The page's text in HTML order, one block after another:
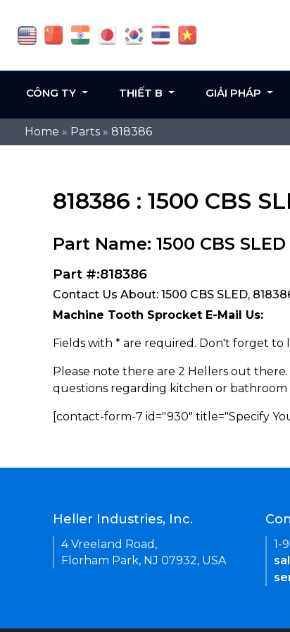
Home » Parts » 818386
818386 : 1500 CBS
Part Name: 1500 CBS SLED
Part #:818386
Contact Us About: 1500 CBS SLED,
Machine Tooth Sprocket E-Mail Us:
Fields with * are required. Don't forget
Please note there are 2 Hellers out
questions regarding kitchen or
[contact-form-7 id="930" title="Specify
CÔNG TY THIẾT B GIẢI PHÁP
Heller Industries, Inc.
4 Vreeland Road,
Florham Park, NJ 07932, USA
1-